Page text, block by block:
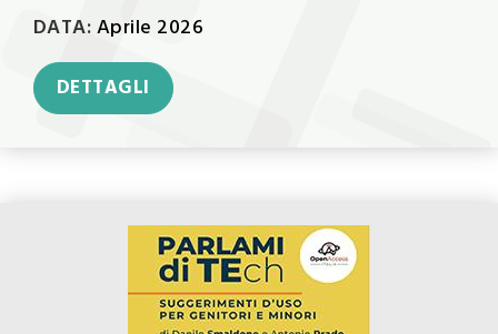
DATA:Aprile 2026
DETTAGLI